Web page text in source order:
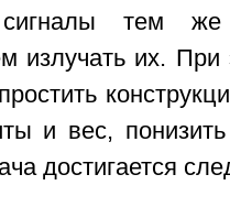
сигналы тем
излучать их. При
и вес,
достигается